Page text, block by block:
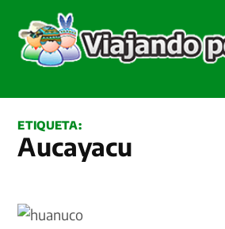
contenido
ETIQUETA:
Aucayacu